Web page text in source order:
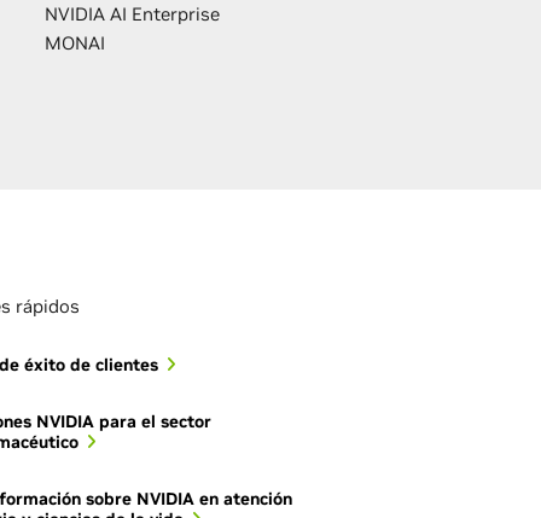
NVIDIA AI Enterprise
MONAI
rápidos
éxito de clientes
NVIDIA para el sector
sobre NVIDIA en atención